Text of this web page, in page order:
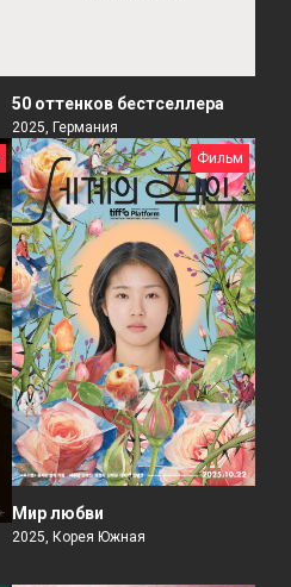
50 оттенков бестселлера
2025, Германия
Фильм
Мир любви
2025, Корея Южная